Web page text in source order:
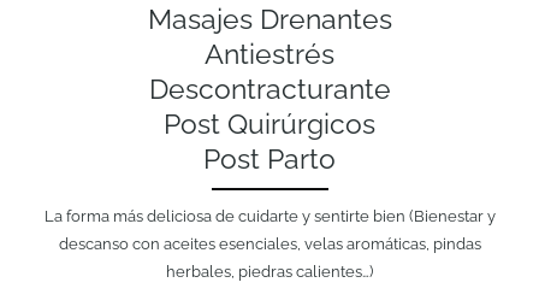
Masajes Drenantes
Antiestrés
Descontracturante
Post Quirúrgicos
Post Parto
La forma más deliciosa de cuidarte y sentirte bien (Bienestar y
descanso con aceites esenciales, velas aromáticas, pindas
herbales, piedras calientes…)